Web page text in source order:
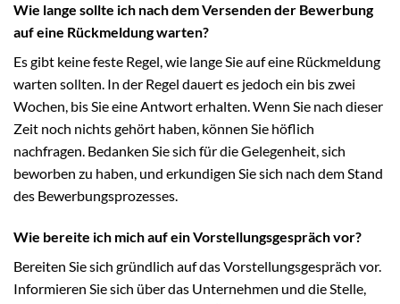
Wie lange sollte ich nach dem Versenden der Bewerbung
auf eine Rückmeldung warten?
Es gibt keine feste Regel, wie lange Sie auf eine Rückmeldung
warten sollten. In der Regel dauert es jedoch ein bis zwei
Wochen, bis Sie eine Antwort erhalten. Wenn Sie nach dieser
Zeit noch nichts gehört haben, können Sie höflich
nachfragen. Bedanken Sie sich für die Gelegenheit, sich
beworben zu haben, und erkundigen Sie sich nach dem Stand
des Bewerbungsprozesses.
Wie bereite ich mich auf ein Vorstellungsgespräch vor?
Bereiten Sie sich gründlich auf das Vorstellungsgespräch vor.
Informieren Sie sich über das Unternehmen und die Stelle,